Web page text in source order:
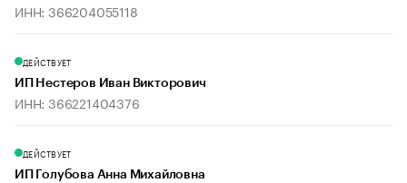
ИНН: 366204055118
ДЕЙСТВУЕТ
ИП Нестеров Иван Викторович
ИНН: 366221404376
ДЕЙСТВУЕТ
ИП Голубова Анна Михайловна